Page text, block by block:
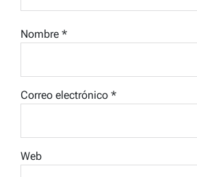
Nombre *
Correo electrónico *
Web